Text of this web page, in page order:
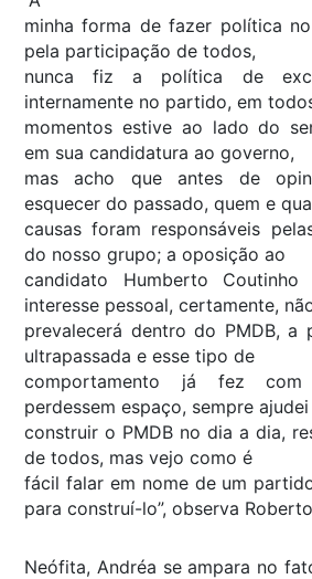
minha forma de fazer política
pela participação de todos,
nunca fiz a política de
internamente no partido, em
momentos estive ao lado do
em sua candidatura ao governo,
mas acho que antes de
esquecer do passado, quem e
causas foram responsáveis
do nosso grupo; a oposição ao
candidato Humberto
interesse pessoal, certamente,
prevalecerá dentro do PMDB, a
ultrapassada e esse tipo de
comportamento já fez com
perdessem espaço, sempre ajudei
construir o PMDB no dia a dia,
de todos, mas vejo como é
fácil falar em nome de um
para construí-lo”, observa
Neófita, Andréa se ampara no